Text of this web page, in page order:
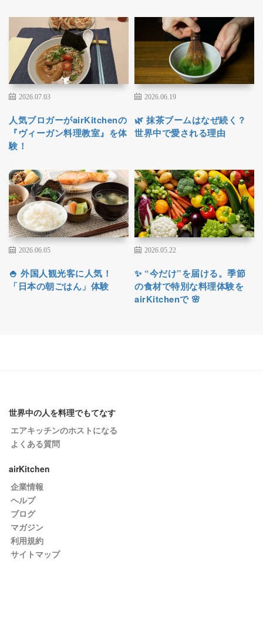
2026.07.03
人気ブロガーがairKitchenの
『ヴィーガン料理教室』を体
験！
2026.06.19
🌿 抹茶ブームはなぜ続く？
世界中で愛される理由
2026.06.05
🍚 外国人観光客に人気！
「日本の朝ごはん」体験
2026.05.22
✨ “今だけ”を届ける。季節
の食材で特別な料理体験を
airKitchenで 🌸
世界中の人を料理でもてなす
エアキッチンのホストになる
よくある質問
airKitchen
企業情報
ヘルプ
ブログ
マガジン
利用規約
サイトマップ